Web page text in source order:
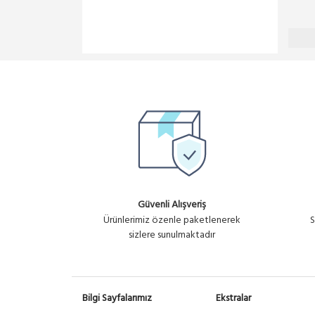
Güvenli Alışveriş
Ürünlerimiz özenle paketlenerek
sizlere sunulmaktadır
Bilgi Sayfalarımız
Ekstralar